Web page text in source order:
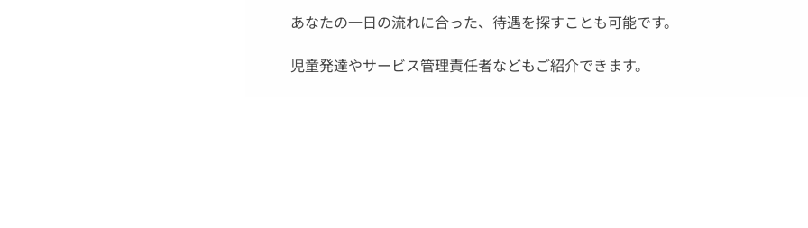
あなたの一日の流れに合った、待遇を探すことも可能です。
児童発達やサービス管理責任者などもご紹介できます。